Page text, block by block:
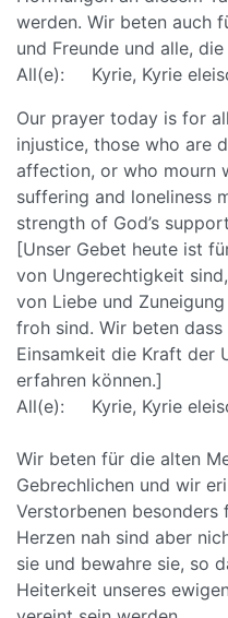
werden. Wir beten auch
und Freunde und alle,
All(e): Kyrie, Kyrie
Our prayer today is for
injustice, those who are
affection, or who mourn
suffering and loneliness
strength of God’s
[Unser Gebet heute ist
von Ungerechtigkeit
von Liebe und
froh sind. Wir beten
Einsamkeit die Kraft der
erfahren können.]
All(e): Kyrie, Kyrie
Wir beten für die alten
Gebrechlichen und wir
Verstorbenen besonders
Herzen nah sind aber
sie und bewahre sie, so
Heiterkeit unseres